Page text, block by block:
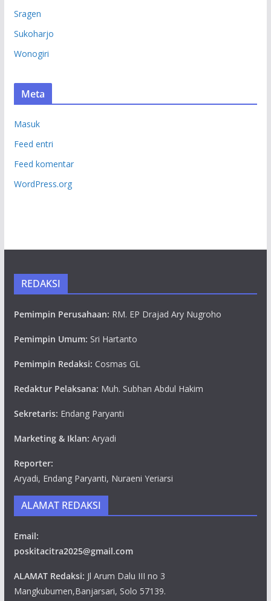
Sragen
Sukoharjo
Wonogiri
Meta
Masuk
Feed entri
Feed komentar
WordPress.org
REDAKSI
Pemimpin Perusahaan: RM. EP Drajad Ary Nugroho
Pemimpin Umum: Sri Hartanto
Pemimpin Redaksi: Cosmas GL
Redaktur Pelaksana: Muh. Subhan Abdul Hakim
Sekretaris: Endang Paryanti
Marketing & Iklan: Aryadi
Reporter:
Aryadi, Endang Paryanti, Nuraeni Yeriarsi
ALAMAT REDAKSI
Email:
poskitacitra2025@gmail.com
ALAMAT Redaksi: Jl Arum Dalu III no 3
Mangkubumen,Banjarsari, Solo 57139.